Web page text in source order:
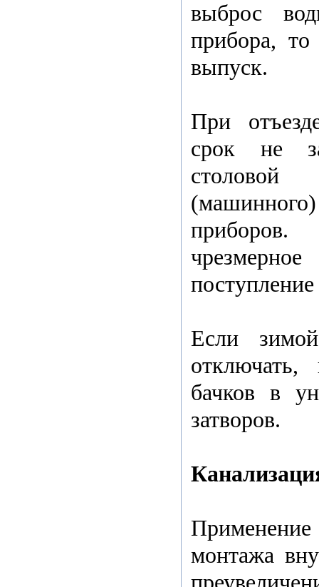
выброс
прибора, то
выпуск.
При
срок не
столовой
Если
бачков в
затворов.
монтажа